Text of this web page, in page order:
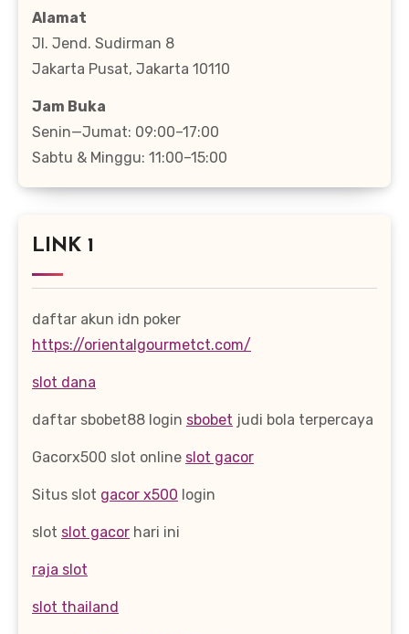
Alamat
Jl. Jend. Sudirman 8
Jakarta Pusat, Jakarta 10110
Jam Buka
Senin—Jumat: 09:00–17:00
Sabtu & Minggu: 11:00–15:00
LINK 1
daftar akun idn poker
https://orientalgourmetct.com/
slot dana
daftar sbobet88 login sbobet judi bola terpercaya
Gacorx500 slot online slot gacor
Situs slot gacor x500 login
slot slot gacor hari ini
raja slot
slot thailand